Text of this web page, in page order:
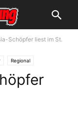
Schöpfer liest im St.
Regional